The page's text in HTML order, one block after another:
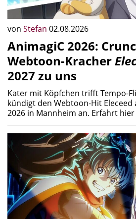
von Stefan 02.08.2026
AnimagiC 2026:
Webtoon-Kracher
2027 zu uns
Kater mit Köpfchen trifft Tempo-
kündigt den Webtoon-Hit Eleceed
2026 in Mannheim an. Erfahrt